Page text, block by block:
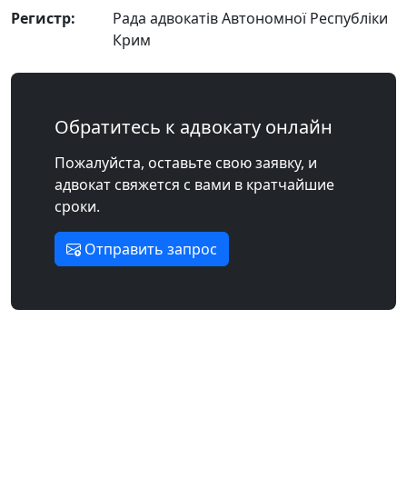
Регистр:
Рада адвокатів Автономної Республіки
Крим
Обратитесь к адвокату онлайн
Пожалуйста, оставьте свою заявку, и
адвокат свяжется с вами в кратчайшие
сроки.
Отправить запрос